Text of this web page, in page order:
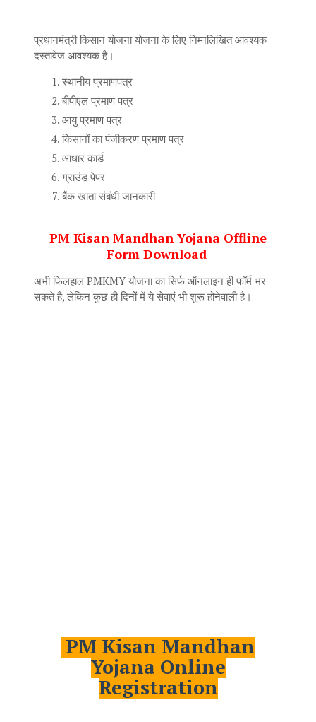
प्रधानमंत्री किसान योजना योजना के लिए निम्नलिखित आवश्यक
दस्तावेज आवश्यक है।
स्थानीय प्रमाणपत्र
बीपीएल प्रमाण पत्र
आयु प्रमाण पत्र
किसानों का पंजीकरण प्रमाण पत्र
आधार कार्ड
ग्राउंड पेपर
बैंक खाता संबंधी जानकारी
PM Kisan Mandhan Yojana Offline
Form Download
अभी फिलहाल PMKMY योजना का सिर्फ ऑनलाइन ही फॉर्म भर
सकते है, लेकिन कुछ ही दिनों में ये सेवाएं भी शुरू होनेवाली है।
PM Kisan Mandhan
Yojana Online
Registration